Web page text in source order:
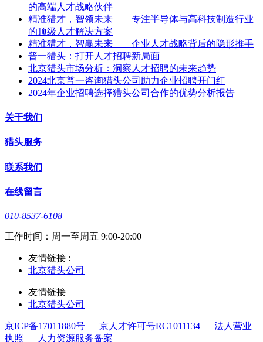
的高端人才战略伙伴
精准猎才，智领未来——专注半导体与高科技制造行业
的顶级人才解决方案
精准猎才，智赢未来——企业人才战略背后的隐形推手
普一猎头：打开人才招聘新局面
北京猎头市场分析：洞察人才招聘的未来趋势
2024北京普一咨询猎头公司助力企业招聘开门红
2024年企业招聘选择猎头公司合作的优势分析报告
关于我们
猎头服务
联系我们
在线留言
010-8537-6108
工作时间：周一至周五 9:00-20:00
友情链接 :
北京猎头公司
友情链接
北京猎头公司
京ICP备17011880号 京人才许可号RC1011134
法人营业
执照
人力资源服务备案